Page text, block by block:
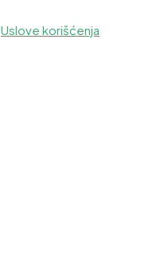
Uslove korišćenja